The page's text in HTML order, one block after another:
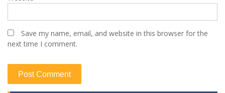
Save my name, email, and website in this browser for the
next time I comment.